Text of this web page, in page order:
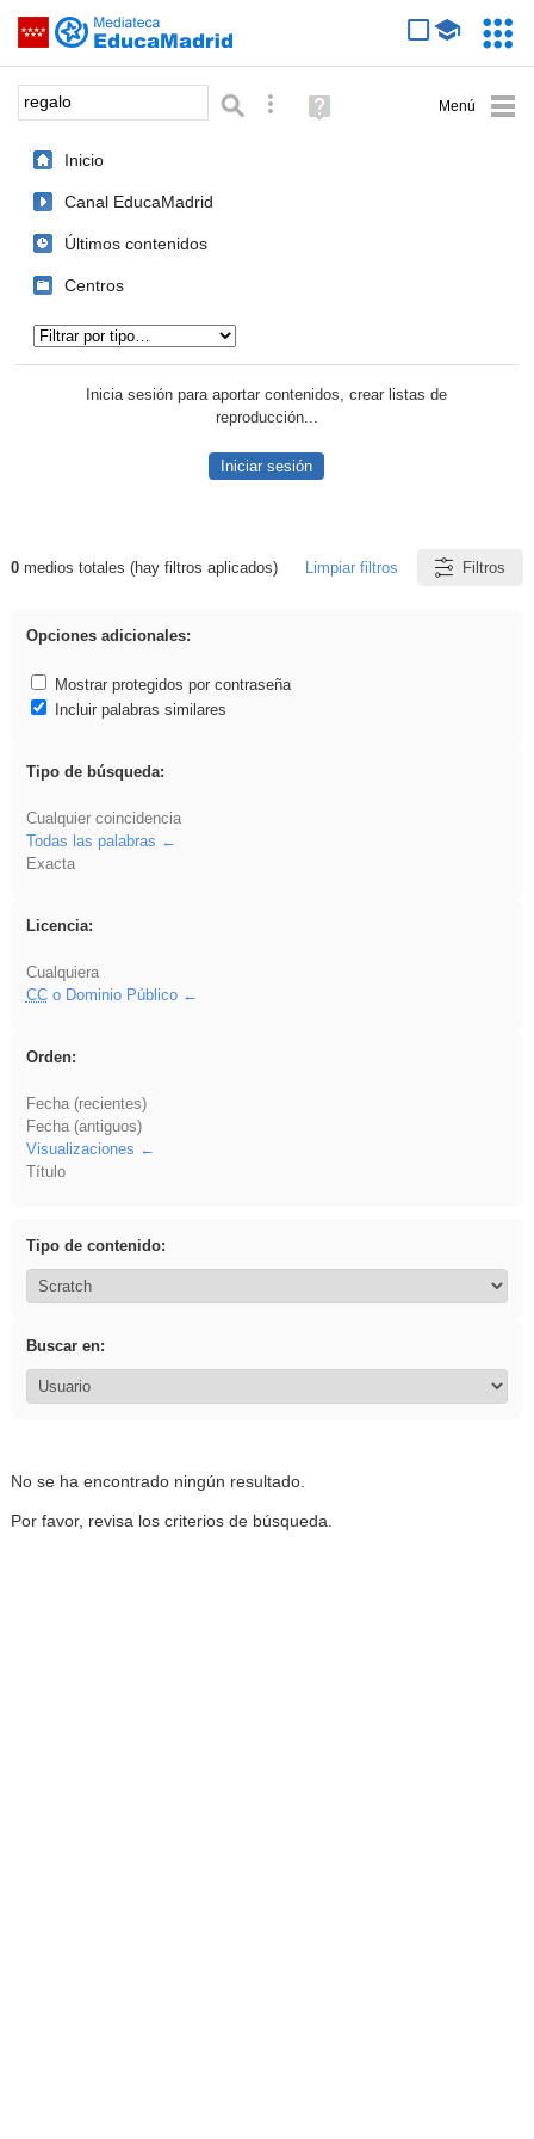
Saltar navegación
Palabra o frase: Búsqueda avanzada
Ayuda
(en
Inicio
Canal EducaMadrid
Últimos contenidos
Centros
Inicia sesión para aportar contenidos, crear listas de
reproducción...
Iniciar sesión
Resultados de: regalo
0medios totales (hay filtros aplicados) Limpiar filtros Filtros
Opciones adicionales:
Mostrar protegidos por contraseña
Incluir palabras similares
Tipo de búsqueda:
Cualquier coincidencia
Todas las palabras
Exacta
Licencia:
Cualquiera
CCo Dominio Público
Orden:
Fecha (recientes)
Fecha (antiguos)
Visualizaciones
Título
Tipo de contenido:
Buscar en:
No se ha encontrado ningún resultado.
Por favor, revisa los criterios de búsqueda.